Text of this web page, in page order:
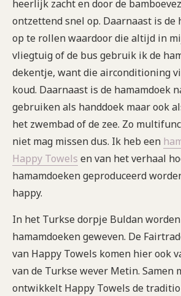
heerlijk zacht en door de
ontzettend snel op. Daarnaast is de
op te rollen waardoor die altijd in
vliegtuig of de bus gebruik ik de
dekentje, want die airconditioning
koud. Daarnaast is de hamamdoek
gebruiken als handdoek maar ook
het zwembad of de zee. Zo
niet mag missen dus. Ik heb een
Happy Towels en van het verhaal
hamamdoeken geproduceerd
happy.
In het Turkse dorpje Buldan
hamamdoeken geweven. De
van Happy Towels komen hier ook
van de Turkse wever Metin. Samen
ontwikkelt Happy Towels de